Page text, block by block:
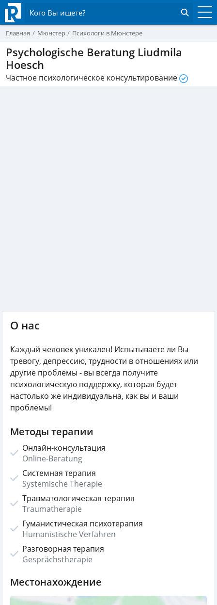
Кого Вы ищете?
Главная Мюнстер Психологи в Мюнстере
Psychologische Beratung Liudmila
Hoesch
Частное психологическое консультирование
О нас
Каждый человек уникален! Испытываете ли Вы
тревогу, депрессию, трудности в отношениях или
другие проблемы - вы всегда получите
психологическую поддержку, которая будет
настолько же индивидуальна, как вы и ваши
проблемы!
Методы терапии
Онлайн-консультация
Online-Beratung
Системная терапия
Systemische Therapie
Травматологическая терапия
Traumatherapie
Гуманистическая психотерапия
Humanistische Verfahren
Разговорная терапия
Gesprächstherapie
Местонахождение